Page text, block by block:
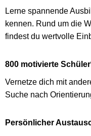
Lerne spannende
kennen. Rund um die
findest du wertvolle
800 motivierte
Vernetze dich mit
Suche nach
Persönlicher